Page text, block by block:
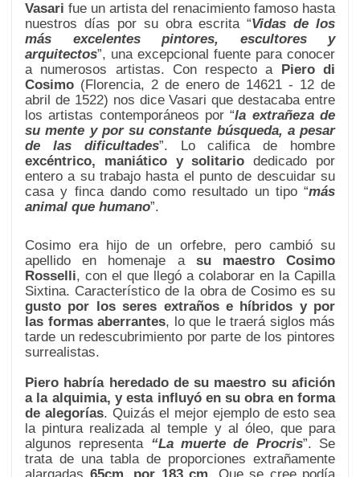
Vasari fue un artista del renacimiento famoso hasta
nuestros días por su obra escrita “Vidas de los
más excelentes pintores, escultores y
arquitectos”, una excepcional fuente para conocer
a numerosos artistas. Con respecto a Piero di
Cosimo (Florencia, 2 de enero de 14621 - 12 de
abril de 1522) nos dice Vasari que destacaba entre
los artistas contemporáneos por “la extrañeza de
su mente y por su constante búsqueda, a pesar
de las dificultades”. Lo califica de hombre
excéntrico, maniático y solitariodedicado por
entero a su trabajo hasta el punto de descuidar su
casa y finca dando como resultado un tipo “más
animal que humano”.
Cosimo era hijo de un orfebre, pero cambió su
apellido en homenaje a su maestro Cosimo
Rosselli, con el que llegó a colaborar en la Capilla
Sixtina. Característico de la obra de Cosimo es su
gusto por los seres extraños e híbridos y por
las formas aberrantes, lo que le traerá siglos más
tarde un redescubrimiento por parte de los pintores
surrealistas.
Piero habría heredado de su maestro su afición
a la alquimia, y esta influyó en su obra en forma
de alegorías. Quizás el mejor ejemplo de esto sea
la pintura realizada al temple y al óleo, que para
algunos representa “La muerte de Procris”. Se
trata de una tabla de proporciones extrañamente